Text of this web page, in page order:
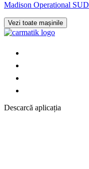
Madison Operational SUD
Vezi toate mașinile
Descarcă aplicația